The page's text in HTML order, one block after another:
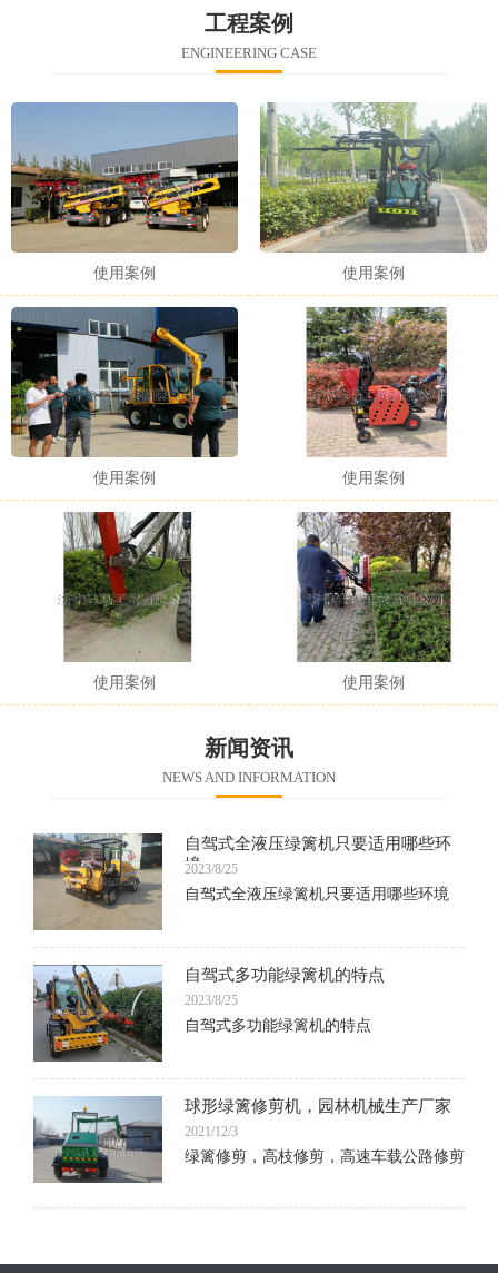
工程案例
ENGINEERING CASE
使用案例 使用案例
使用案例 使用案例
使用案例 使用案例
新闻资讯
NEWS AND INFORMATION
自驾式全液压绿篱机只要适用哪些环
境
2023/8/25
自驾式全液压绿篱机只要适用哪些环境
自驾式多功能绿篱机的特点
2023/8/25
自驾式多功能绿篱机的特点
球形绿篱修剪机，园林机械生产厂家
2021/12/3
绿篱修剪，高枝修剪，高速车载公路修剪